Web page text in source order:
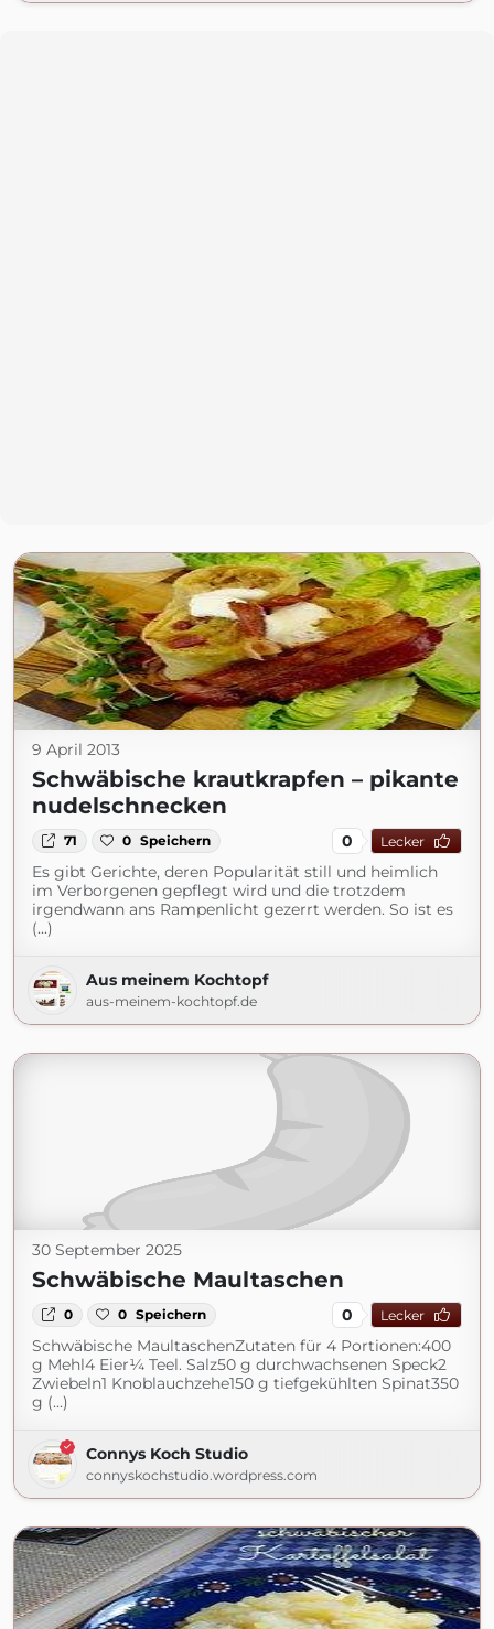
9 April 2013
Schwäbische krautkrapfen – pikante
nudelschnecken
71 0 Speichern 0 Lecker
Es gibt Gerichte, deren Popularität still und heimlich
im Verborgenen gepflegt wird und die trotzdem
irgendwann ans Rampenlicht gezerrt werden. So ist es
(...)
Aus meinem Kochtopf
aus-meinem-kochtopf.de
30 September 2025
Schwäbische Maultaschen
0 0 Speichern 0 Lecker
Schwäbische MaultaschenZutaten für 4 Portionen:400
g Mehl4 Eier¼ Teel. Salz50 g durchwachsenen Speck2
Zwiebeln1 Knoblauchzehe150 g tiefgekühlten Spinat350
g (...)
Connys Koch Studio
connyskochstudio.wordpress.com